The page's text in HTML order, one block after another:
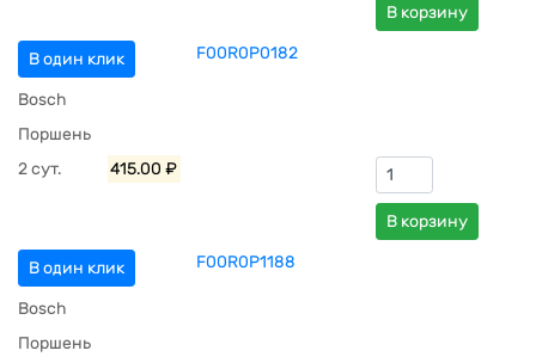
В корзину
В один клик F00R0P0182
Bosch
Поршень
2 сут.
415.00 ₽
В корзину
В один клик F00R0P1188
Bosch
Поршень